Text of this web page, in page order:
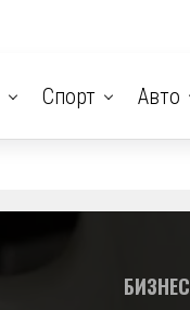
Спорт Авто
БИЗНЕС